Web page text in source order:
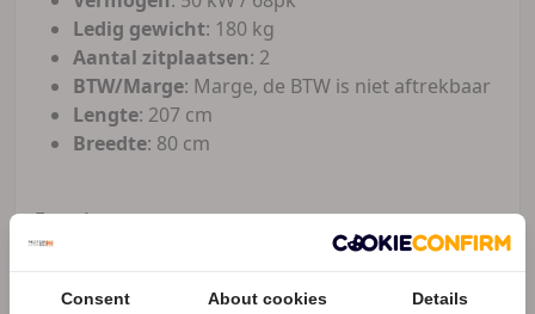
Ledig gewicht: 180 kg
Aantal zitplaatsen: 2
BTW/Marge: Marge, de BTW is niet aftrekbaar
Lengte: 207 cm
Breedte: 80 cm
Exterieur
LED koplampen
Metaalkleur
Consent About cookies Details